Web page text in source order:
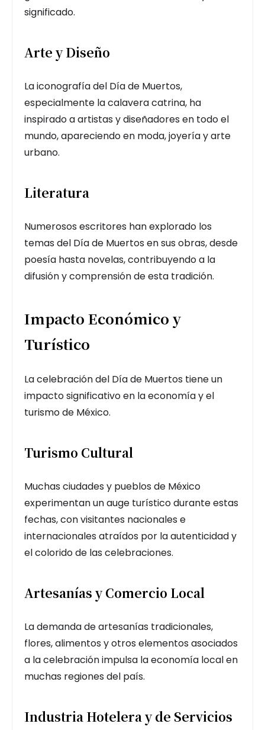
significado.
Arte y Diseño
La iconografía del Día de Muertos,
especialmente la calavera catrina, ha
inspirado a artistas y diseñadores en todo el
mundo, apareciendo en moda, joyería y arte
urbano.
Literatura
Numerosos escritores han explorado los
temas del Día de Muertos en sus obras, desde
poesía hasta novelas, contribuyendo a la
difusión y comprensión de esta tradición.
Impacto Económico y
Turístico
La celebración del Día de Muertos tiene un
impacto significativo en la economía y el
turismo de México.
Turismo Cultural
Muchas ciudades y pueblos de México
experimentan un auge turístico durante estas
fechas, con visitantes nacionales e
internacionales atraídos por la autenticidad y
el colorido de las celebraciones.
Artesanías y Comercio Local
La demanda de artesanías tradicionales,
flores, alimentos y otros elementos asociados
a la celebración impulsa la economía local en
muchas regiones del país.
Industria Hotelera y de Servicios